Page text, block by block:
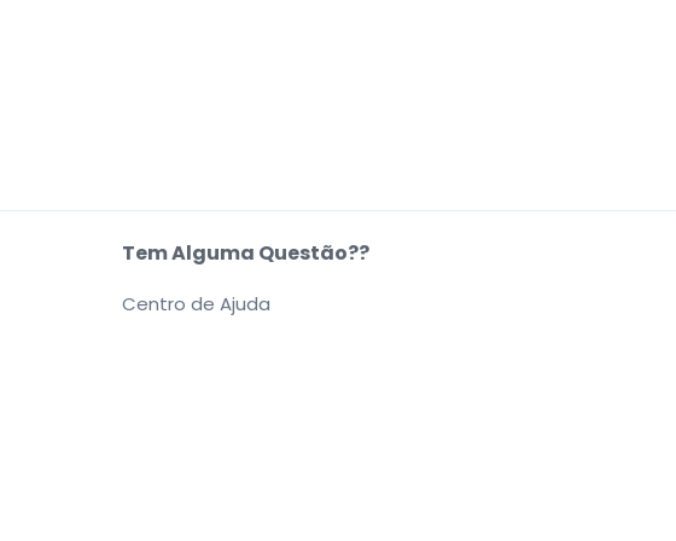
Tem Alguma Questão??
Centro de Ajuda